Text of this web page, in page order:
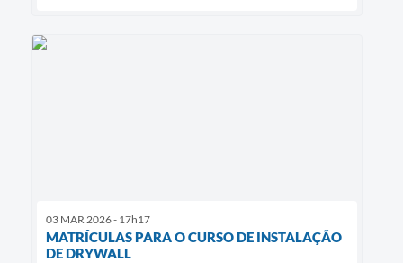
03 MAR 2026 - 17h17
MATRÍCULAS PARA O CURSO DE INSTALAÇÃO
DE DRYWALL